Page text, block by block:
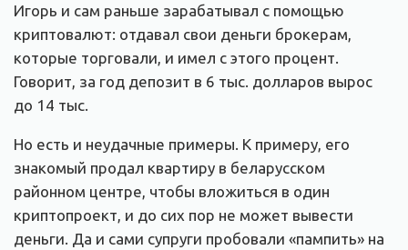
Игорь и сам раньше зарабатывал с помощью
криптовалют: отдавал свои деньги брокерам,
которые торговали, и имел с этого процент.
Говорит, за год депозит в 6 тыс. долларов вырос
до 14 тыс.
Но есть и неудачные примеры. К примеру, его
знакомый продал квартиру в беларусском
районном центре, чтобы вложиться в один
криптопроект, и до сих пор не может вывести
деньги. Да и сами супруги пробовали «пампить» на